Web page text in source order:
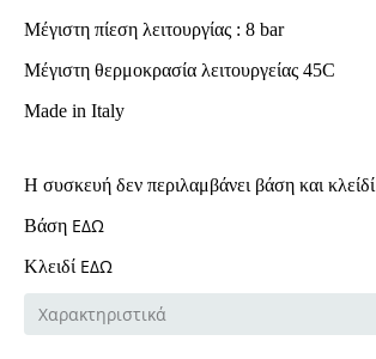
Μέγιστη πίεση λειτουργίας : 8 bar
Μέγιστη θερμοκρασία λειτουργείας 45C
Made in Italy
Η συσκευή δεν περιλαμβάνει βάση και κλείδί
Βάση ΕΔΩ
Κλειδί ΕΔΩ
Χαρακτηριστικά